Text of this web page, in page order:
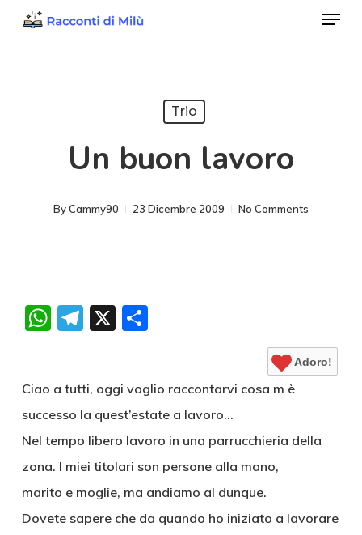
Menu
Trio
Un buon lavoro
ByCammy90 23 Dicembre 2009 No Comments
WhatsApp
Telegram
X Condividi
Adoro!
Ciao a tutti, oggi voglio raccontarvi cosa m è
successo la quest’estate a lavoro…
Nel tempo libero lavoro in una parrucchieria della
zona. I miei titolari son persone alla mano,
marito e moglie, ma andiamo al dunque.
Dovete sapere che da quando ho iniziato a lavorare